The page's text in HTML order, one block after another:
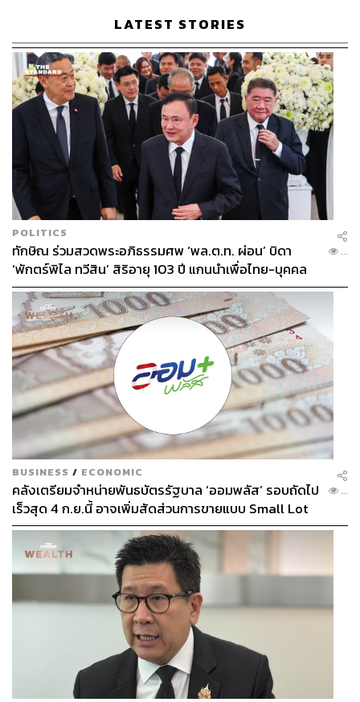
LATEST STORIES
POLITICS
ทักษิณ ร่วมสวดพระอภิธรรมศพ ‘พล.ต.ท. ผ่อน’ บิดา
‘พักตร์พิไล ทวีสิน’ สิริอายุ 103 ปี แกนนำเพื่อไทย-บุคคล
หลากวงการร่วมอาลัย
...
BUSINESS / ECONOMIC
คลังเตรียมจำหน่ายพันธบัตรรัฐบาล ‘ออมพลัส’ รอบถัดไป
เร็วสุด 4 ก.ย.นี้ อาจเพิ่มสัดส่วนการขายแบบ Small Lot
First มากขึ้น
...